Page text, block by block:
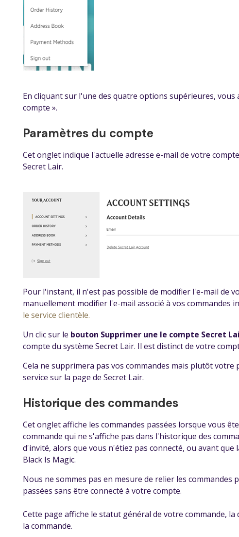
En cliquant sur l'une des quatre options supérieures, vous
compte ».
Paramètres du compte
Cet onglet indique l'actuelle adresse e-mail de votre
Secret Lair.
Pour l'instant, il n'est pas possible de modifier l'e-mail de
manuellement modifier l'e-mail associé à vos commandes
le service clientèle.
Un clic sur le bouton Supprimer une le compte Secret
compte du système Secret Lair. Il est distinct de votre
Cela ne supprimera pas vos commandes mais plutôt
service sur la page de Secret Lair.
Historique des commandes
Cet onglet affiche les commandes passées lorsque vous
commande qui ne s'affiche pas dans l'historique des
d'invité, alors que vous n'étiez pas connecté, ou avant que
Black Is Magic.
Nous ne sommes pas en mesure de relier les commandes
passées sans être connecté à votre compte.
Cette page affiche le statut général de votre commande,
la commande.